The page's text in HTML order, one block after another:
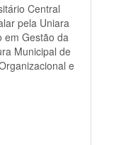
Central
pela Uniara
em Gestão da
Municipal de
e